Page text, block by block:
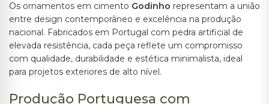
Os ornamentos em cimento Godinho representam a união
entre design contemporâneo e excelência na produção
nacional. Fabricados em Portugal com pedra artificial de
elevada resistência, cada peça reflete um compromisso
com qualidade, durabilidade e estética minimalista, ideal
para projetos exteriores de alto nível.
Produção Portuguesa com